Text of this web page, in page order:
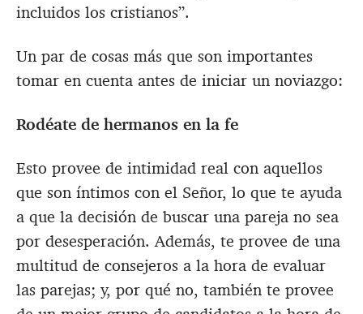
incluidos los cristianos”.
Un par de cosas más que son importantes
tomar en cuenta antes de iniciar un noviazgo:
Rodéate de hermanos en la fe
Esto provee de intimidad real con aquellos
que son íntimos con el Señor, lo que te ayuda
a que la decisión de buscar una pareja no sea
por desesperación. Además, te provee de una
multitud de consejeros a la hora de evaluar
las parejas; y, por qué no, también te provee